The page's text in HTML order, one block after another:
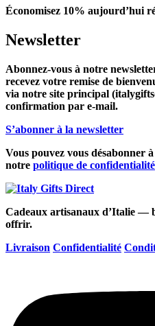
Économisez 10% aujourd’hui
Newsletter
Abonnez-vous à notre
recevez votre remise de
via notre site principal
confirmation par e-mail.
S’abonner à la newsletter
Vous pouvez vous désabonner
notre politique de confidentialité
Cadeaux artisanaux d’Italie —
offrir.
Livraison Confidentialité